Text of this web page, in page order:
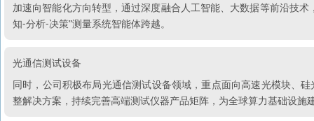
加速向智能化方向转型，通过深度融合人工智能、大数据等前沿技
知-分析-决策”测量系统智能体跨越。
光通信测试设备
同时，公司积极布局光通信测试设备领域，重点面向高速光模块、
整解决方案，持续完善高端测试仪器产品矩阵，为全球算力基础设施